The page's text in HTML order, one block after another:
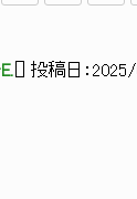
] 投稿日： 2025/
t:::